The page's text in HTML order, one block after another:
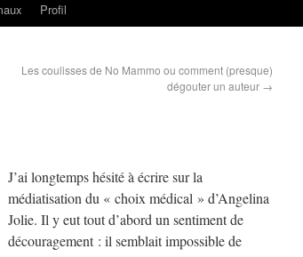
Profil
Les coulisses de No Mammo ou comment (presque)
dégouter un auteur →
J’ai longtemps hésité à écrire sur la
médiatisation du « choix médical » d’Angelina
Jolie. Il y eut tout d’abord un sentiment de
découragement : il semblait impossible de